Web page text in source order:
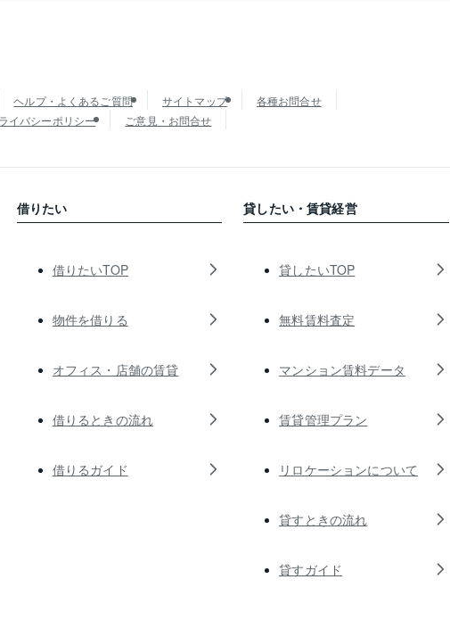
ヘルプ・よくあるご質問 サイトマップ
各種お問合せ
イバシーポリシー ご意見・お問合せ
借りたい
借りたいTOP
物件を借りる
オフィス・店舗の賃貸
借りるときの流れ
借りるガイド
貸したい・賃貸経営
貸したいTOP
無料賃料査定
マンション賃料データ
賃貸管理プラン
リロケーションについて
貸すときの流れ
貸すガイド